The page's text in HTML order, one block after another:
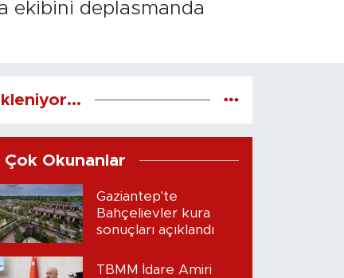
ekibini deplasmanda
Çok Okunanlar
Gaziantep'te
Bahçelievler kura
sonuçları açıklandı
TBMM İdare Amiri